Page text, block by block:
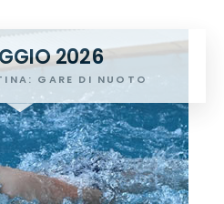
2026
GARE DI NUOTO